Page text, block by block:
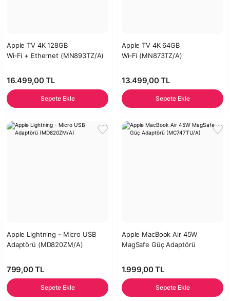
Apple TV 4K 128GB
Wi‑Fi + Ethernet (MN893TZ/A)
16.499,00 TL
Sepete Ekle
Apple TV 4K 64GB
Wi‑Fi (MN873TZ/A)
13.499,00 TL
Sepete Ekle
Apple Lightning - Micro USB
Adaptörü (MD820ZM/A)
799,00 TL
Sepete Ekle
Apple MacBook Air 45W
MagSafe Güç Adaptörü
1.999,00 TL
Sepete Ekle